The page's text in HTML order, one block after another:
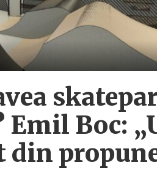
Emil Boc:
din